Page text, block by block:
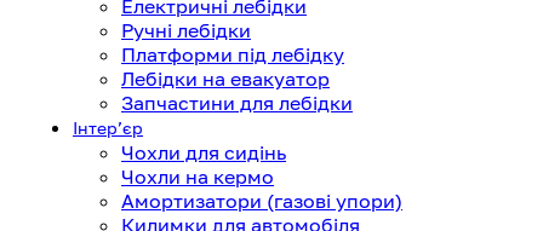
Електричні лебідки
Ручні лебідки
Платформи під лебідку
Лебідки на евакуатор
Запчастини для лебідки
Інтерʼєр
Чохли для сидінь
Чохли на кермо
Амортизатори (газові упори)
Килимки для автомобіля